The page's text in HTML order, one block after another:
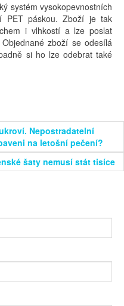
systém vysokopevnostních
PET páskou. Zboží je tak
i vlhkostí a lze poslat
zboží se odesílá
si ho lze odebrat také
Nepostradatelní
na letošní pečení?
šaty nemusí stát tisíce